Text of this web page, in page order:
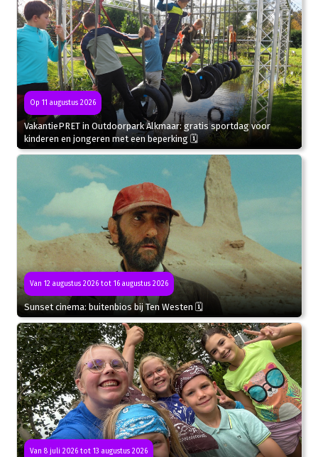
Op 11 augustus 2026
VakantiePRET in Outdoorpark Alkmaar: gratis sportdag voor
kinderen en jongeren met een beperking 🗓
Van 12 augustus 2026 tot 16 augustus 2026
Sunset cinema: buitenbios bij Ten Westen 🗓
Van 8 juli 2026 tot 13 augustus 2026